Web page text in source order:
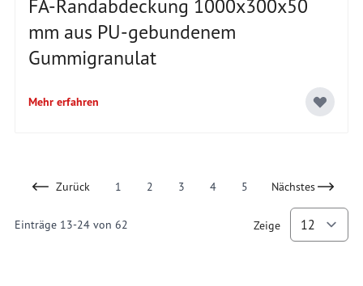
FA-Randabdeckung 1000x300x50
mm aus PU-gebundenem
Gummigranulat
Mehr erfahren
Einträge 13-24von 62
Zurück Page
1 You're currently reading page
2 Page
3 Page
4 Page
5 Nächstes
Zeige